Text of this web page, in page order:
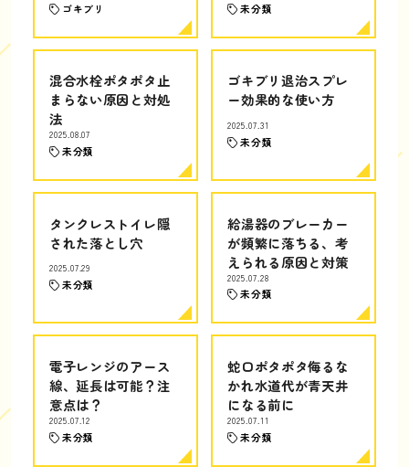
ゴキブリ 未分類
混合水栓ポタポタ止
まらない原因と対処
法
2025.08.07
未分類
ゴキブリ退治スプレ
ー効果的な使い方
2025.07.31
未分類
タンクレストイレ隠
された落とし穴
2025.07.29
未分類
給湯器のブレーカー
が頻繁に落ちる、考
えられる原因と対策
2025.07.28
未分類
電子レンジのアース
線、延長は可能？注
意点は？
2025.07.12
未分類
蛇口ポタポタ侮るな
かれ水道代が青天井
になる前に
2025.07.11
未分類